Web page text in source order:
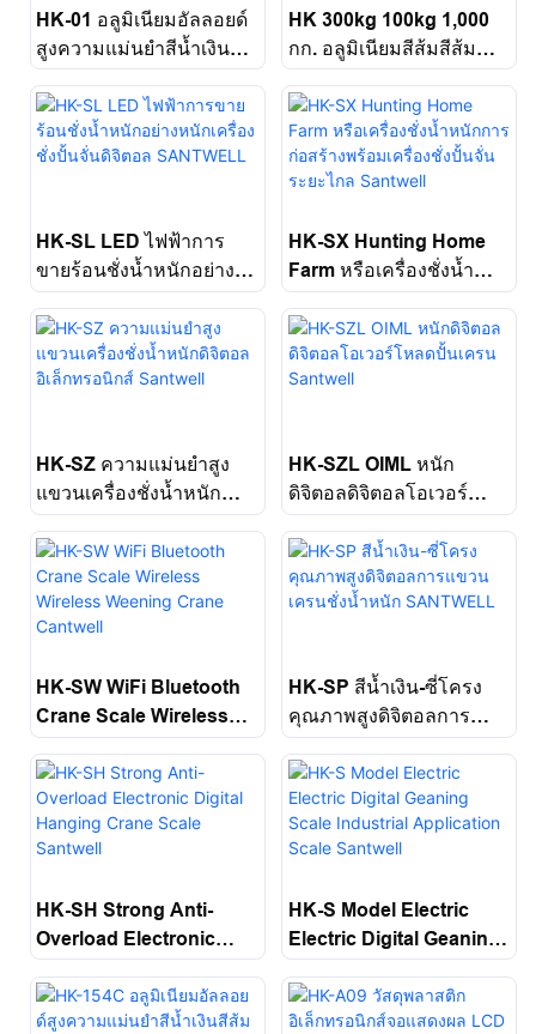
HK-01 อลูมิเนียมอัลลอยด์
สูงความแม่นยำสีน้ำเงิน
LCD แบบกำหนดเอง
ดิจิตอลการชั่งน้ำหนักตัว
มาสเกลปั้นจั่น Santwell
HK 300kg 100kg 1,000
กก. อลูมิเนียมสีส้มสีส้ม
HK-SL LED ไฟฟ้าการ
ขายร้อนชั่งน้ำหนักอย่าง
หนักเครื่องชั่งปั้นจั่นดิจิตอล
SANTWELL
HK-SX Hunting Home
Farm หรือเครื่องชั่งน้ำ
หนักการก่อสร้างพร้อม
เครื่องชั่งปั้นจั่นระยะไกล
Santwell
HK-SZ ความแม่นยำสูง
แขวนเครื่องชั่งน้ำหนัก
ดิจิตอลอิเล็กทรอนิกส์
Santwell
HK-SZL OIML หนัก
ดิจิตอลดิจิตอลโอเวอร์
โหลดปั้นเครน Santwell
HK-SW WiFi Bluetooth
Crane Scale Wireless
Wireless Weening
Crane Cantwell
HK-SP สีน้ำเงิน-ซี่โครง
คุณภาพสูงดิจิตอลการ
แขวนเครนชั่งน้ำหนัก
SANTWELL
HK-SH Strong Anti-
Overload Electronic
Scale Santwell
HK-S Model Electric
Electric Digital Geaning
Application Scale
Santwell